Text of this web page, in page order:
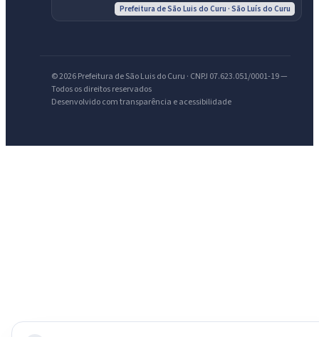
Prefeitura de São Luis do Curu · São Luís do Curu
© 2026 Prefeitura de São Luis do Curu · CNPJ 07.623.051/0001-19 —
Todos os direitos reservados
Desenvolvido com transparência e acessibilidade
Olá. Pergunte sobre serviços, notícias, legislação, Diário Oficial,